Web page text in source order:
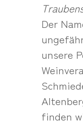
Der
unsere
finden